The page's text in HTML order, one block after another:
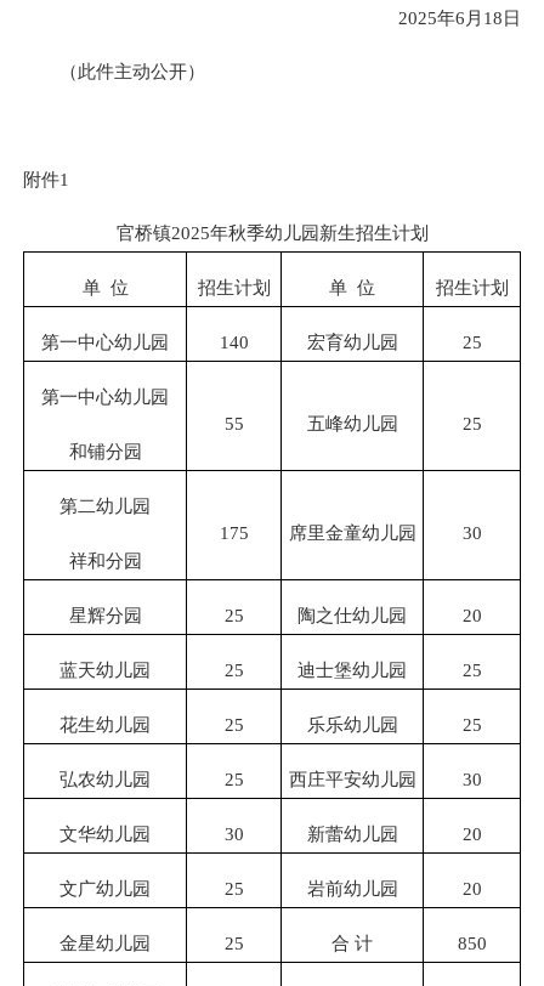
2025年6月18日
（此件主动公开）
附件1
官桥镇2025年秋季幼儿园新生招生计划
单 位 招生计划 单 位 招生计划
第一中心幼儿园 140 宏育幼儿园 25
第一中心幼儿园
和铺分园
55 五峰幼儿园 25
第二幼儿园
祥和分园
175 席里金童幼儿园 30
星辉分园 25 陶之仕幼儿园 20
蓝天幼儿园 25 迪士堡幼儿园 25
花生幼儿园 25 乐乐幼儿园 25
弘农幼儿园 25 西庄平安幼儿园 30
文华幼儿园 30 新蕾幼儿园 20
文广幼儿园 25 岩前幼儿园 20
金星幼儿园 25 合 计 850